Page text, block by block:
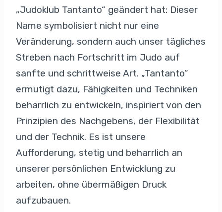
„Judoklub Tantanto“ geändert hat: Dieser
Name symbolisiert nicht nur eine
Veränderung, sondern auch unser tägliches
Streben nach Fortschritt im Judo auf
sanfte und schrittweise Art. „Tantanto“
ermutigt dazu, Fähigkeiten und Techniken
beharrlich zu entwickeln, inspiriert von den
Prinzipien des Nachgebens, der Flexibilität
und der Technik. Es ist unsere
Aufforderung, stetig und beharrlich an
unserer persönlichen Entwicklung zu
arbeiten, ohne übermäßigen Druck
aufzubauen.